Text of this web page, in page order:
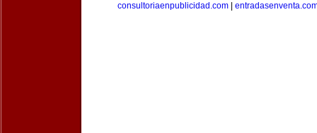
consultoriaenpublicidad.com